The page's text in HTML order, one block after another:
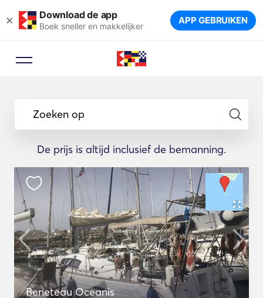
× Download de app
Boek sneller en makkelijker APP GEBRUIKEN
Zoeken op
De prijs is altijd inclusief de bemanning.
Beneteau Oceanis